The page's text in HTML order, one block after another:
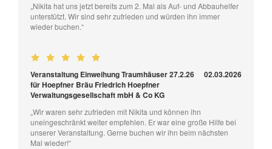
„Nikita hat uns jetzt bereits zum 2. Mal als Auf- und Abbauhelfer
unterstützt. Wir sind sehr zufrieden und würden ihn immer
wieder buchen.“
Veranstaltung Einweihung Traumhäuser 27.2.26
für Hoepfner Bräu Friedrich Hoepfner
Verwaltungsgesellschaft mbH & Co KG
02.03.2026
„Wir waren sehr zufrieden mit Nikita und können ihn
uneingeschränkt weiter empfehlen. Er war eine große Hilfe bei
unserer Veranstaltung. Gerne buchen wir ihn beim nächsten
Mal wieder!“